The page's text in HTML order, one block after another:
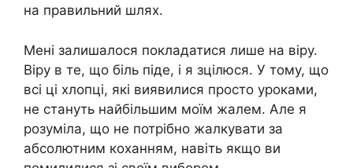
на правильний шлях.
Мені залишалося покладатися лише на віру.
Віру в те, що біль піде, і я зцілюся. У тому, що
всі ці хлопці, які виявилися просто уроками,
не стануть найбільшим моїм жалем. Але я
розуміла, що не потрібно жалкувати за
абсолютним коханням, навіть якщо ви